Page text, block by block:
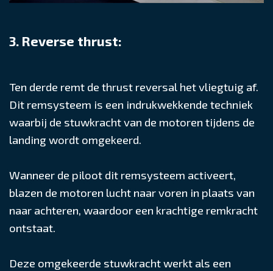
3. Reverse thrust:
Ten derde remt de thrust reversal het vliegtuig af.
Dit remsysteem is een indrukwekkende techniek
waarbij de stuwkracht van de motoren tijdens de
landing wordt omgekeerd.
Wanneer de piloot dit remsysteem activeert,
blazen de motoren lucht naar voren in plaats van
naar achteren, waardoor een krachtige remkracht
ontstaat.
Deze omgekeerde stuwkracht werkt als een